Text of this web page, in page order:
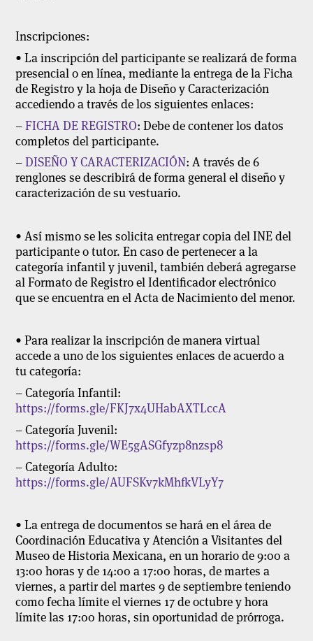
Inscripciones:
• La inscripción del participante se realizará de forma
presencial o en línea, mediante la entrega de laFicha
de Registroy la hoja deDiseño y Caracterización
accediendo a través de los siguientes enlaces:
–FICHA DE REGISTRO: Debe de contener los datos
completos del participante.
–DISEÑO Y CARACTERIZACIÓN: A través de 6
renglones se describirá de forma general el diseño y
caracterización de su vestuario.
• Así mismo se les solicita entregar copia del INE del
participante o tutor. En caso de pertenecer a la
categoría infantil y juvenil, también deberá agregarse
al Formato de Registro el Identificador electrónico
que se encuentra en el Acta de Nacimiento del menor.
• Para realizar la inscripción de manera virtual
accede a uno de los siguientes enlaces de acuerdo a
tu categoría:
– Categoría Infantil:
https://forms.gle/FKJ7x4UHabAXTLccA
– Categoría Juvenil:
https://forms.gle/WE5gASGfyzp8nzsp8
– Categoría Adulto:
https://forms.gle/AUFSKv7kMhfkVLyY7
• La entrega de documentos se hará en el área de
Coordinación Educativa y Atención a Visitantes del
Museo de Historia Mexicana, en un horario de 9:00 a
13:00 horas y de 14:00 a 17:00 horas, de martes a
viernes, a partir del martes 9 de septiembre teniendo
como fecha límite el viernes 17 de octubre y hora
límite las 17:00 horas, sin oportunidad de prórroga.